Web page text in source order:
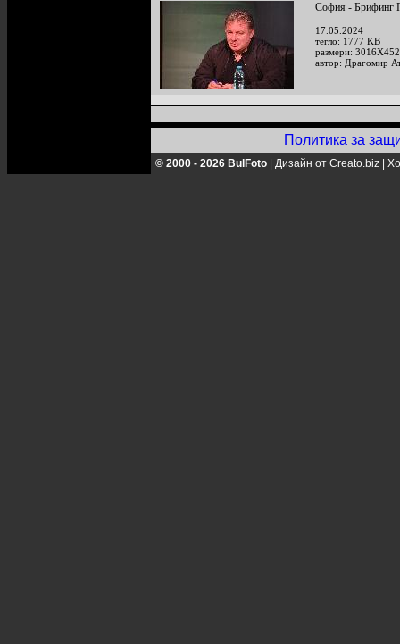
София - Брифинг
17.05.2024
тегло: 1777 KB
размери:
автор: Драгомир
Политика за
© 2000 - 2026 BulFoto Дизайн от Creato.biz